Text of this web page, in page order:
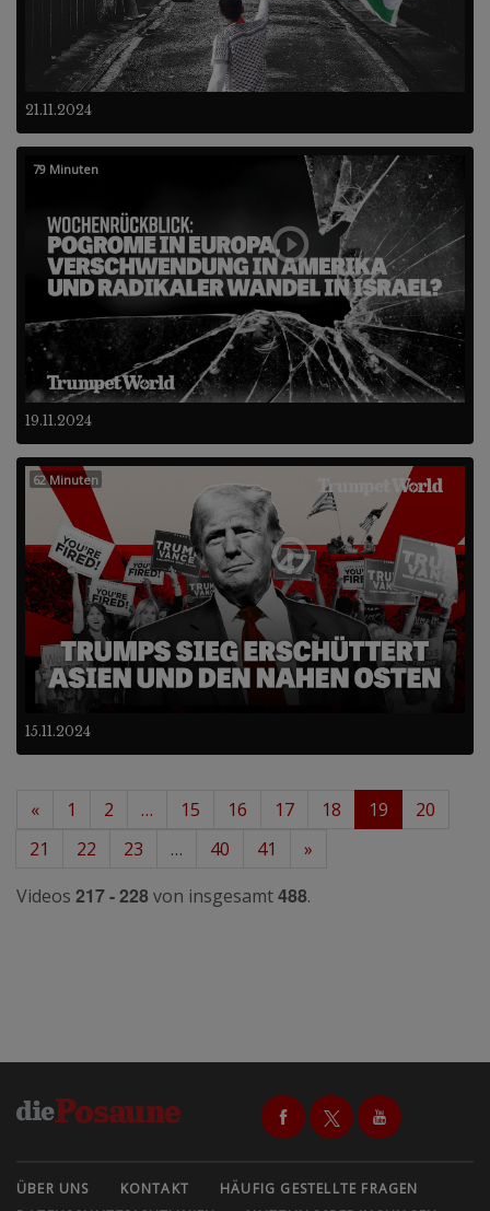
21.11.2024
19.11.2024
79 Minuten
15.11.2024
62 Minuten
« 1 2 … 15 16 17 18 19
20
21
22 23 … 40 41
»
Videos 217 - 228von insgesamt488.
ÜBER UNS KONTAKT
HÄUFIG GESTELLTE FRAGEN